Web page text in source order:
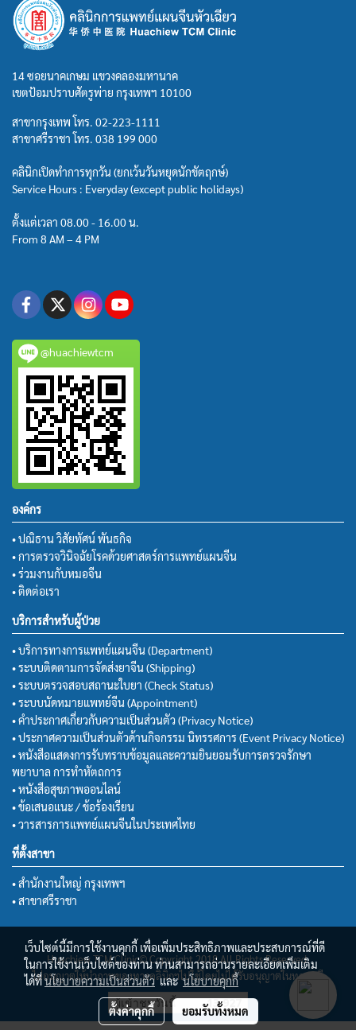
14 ซอยนาคเกษม แขวงคลองมหานาค
เขตป้อมปราบศัตรูพ่าย กรุงเทพฯ 10100
สาขากรุงเทพ โทร. 02-223-1111
สาขาศรีราชา โทร. 038 199 000
คลินิกเปิดทำการทุกวัน (ยกเว้นวันหยุดนักขัตฤกษ์)
Service Hours : Everyday (except public holidays)
ตั้งแต่เวลา 08.00 - 16.00 น.
From 8 AM – 4 PM
@huachiewtcm
องค์กร
• ปณิธาน วิสัยทัศน์ พันธกิจ
• การตรวจวินิจฉัยโรคด้วยศาสตร์การแพทย์แผนจีน
• ร่วมงานกับหมอจีน
• ติดต่อเรา
บริการสำหรับผู้ป่วย
• บริการทางการแพทย์แผนจีน (Department)
• ระบบติดตามการจัดส่งยาจีน (Shipping)
• ระบบตรวจสอบสถานะใบยา (Check Status)
• ระบบนัดหมายแพทย์จีน (Appointment)
• คำประกาศเกี่ยวกับความเป็นส่วนตัว (Privacy Notice)
• ประกาศความเป็นส่วนตัวด้านกิจกรรม นิทรรศการ (Event Privacy Notice)
• หนังสือแสดงการรับทราบข้อมูลและความยินยอมรับการตรวจรักษา
พยาบาล การทำหัตถการ
• หนังสือสุขภาพออนไลน์
• ข้อเสนอแนะ / ข้อร้องเรียน
• วารสารการแพทย์แผนจีนในประเทศไทย
ที่ตั้งสาขา
• สำนักงานใหญ่ กรุงเทพฯ
• สาขาศรีราชา
Huachiew TCM Clinic© Copyright 2018 All Rights Reserved.
ไม่อนุญาตให้นำภาพของทางคลินิกฯไปใช้โดยไม่ได้รับอนุญาตในทุกกรณี
ผู้เข้าชมวันนี้ 13,927
เว็บไซต์นี้มีการใช้งานคุกกี้ เพื่อเพิ่มประสิทธิภาพและประสบการณ์ที่ดี
ในการใช้งานเว็บไซต์ของท่าน ท่านสามารถอ่านรายละเอียดเพิ่มเติม
ได้ที่นโยบายความเป็นส่วนตัวและนโยบายคุกกี้
ตั้งค่าคุกกี้ ยอมรับทั้งหมด